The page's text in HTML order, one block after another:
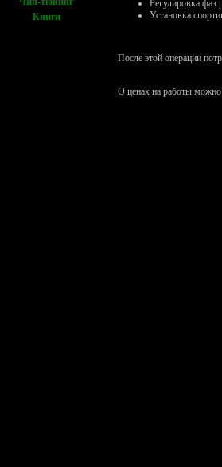
Книги
Регулировка фаз
Установка
После этой операции
О ценах на работы можно